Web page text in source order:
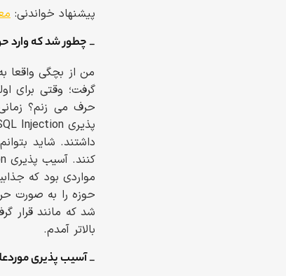
پیشنهاد خواندنی: معرفی ۹
_ چطور شد که وارد
من از بچگی واقعا
مواردی بود که
حوزه را به صورت
شد که مانند قرار
بالاتر آمدم.
_ آسیب پذیری